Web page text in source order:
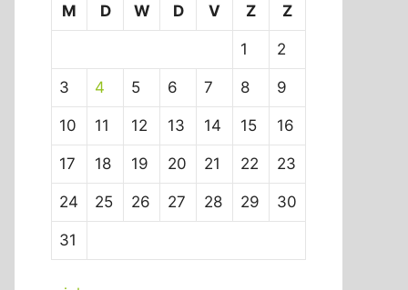
M
D W D V Z Z
1 2
3 4 5 6 7 8 9
10 11 12 13 14 15 16
17 18 19 20 21 22 23
24 25 26 27 28 29 30
31